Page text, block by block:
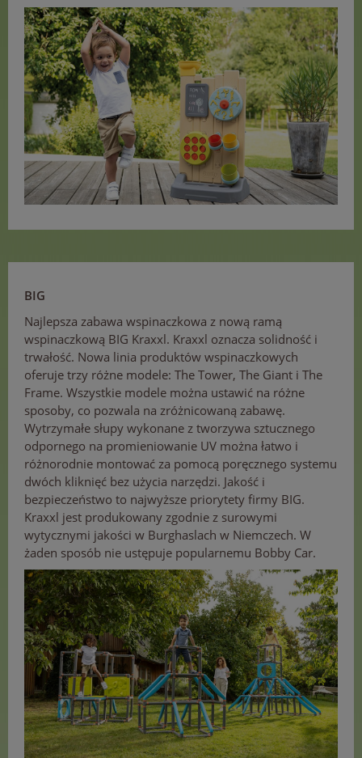
BIG
Najlepsza zabawa wspinaczkowa z nową ramą
wspinaczkową BIG Kraxxl. Kraxxl oznacza solidność i
trwałość. Nowa linia produktów wspinaczkowych
oferuje trzy różne modele: The Tower, The Giant i The
Frame. Wszystkie modele można ustawić na różne
sposoby, co pozwala na zróżnicowaną zabawę.
Wytrzymałe słupy wykonane z tworzywa sztucznego
odpornego na promieniowanie UV można łatwo i
różnorodnie montować za pomocą poręcznego systemu
dwóch kliknięć bez użycia narzędzi. Jakość i
bezpieczeństwo to najwyższe priorytety firmy BIG.
Kraxxl jest produkowany zgodnie z surowymi
wytycznymi jakości w Burghaslach w Niemczech. W
żaden sposób nie ustępuje popularnemu Bobby Car.